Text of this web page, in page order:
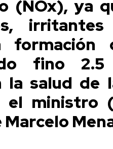
(NOx), ya
formación
fino
la salud de
el ministro